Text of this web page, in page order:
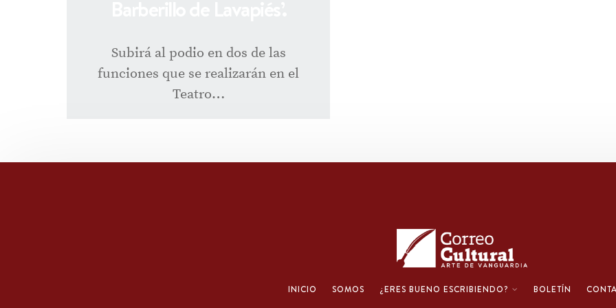
Subirá al podio en dos de las
funciones que se realizarán en el
Teatro…
INICIO SOMOS ¿ERES BUENO ESCRIBIENDO? BOLETÍN